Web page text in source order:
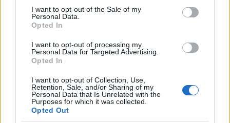
consent section.
I want to opt-out of the Sale of my
Personal Data.
Opted In
I want to opt-out of processing my
Personal Data for Targeted Advertising.
Opted In
I want to opt-out of Collection, Use,
Retention, Sale, and/or Sharing of my
Personal Data that Is Unrelated with the
Purposes for which it was collected.
Opted Out
Megdobbent
17 éve